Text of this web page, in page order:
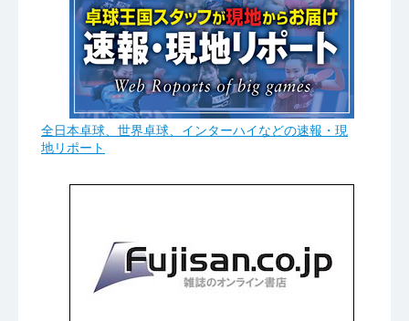
全日本卓球、世界卓球、インターハイなどの速報・現
地リポート